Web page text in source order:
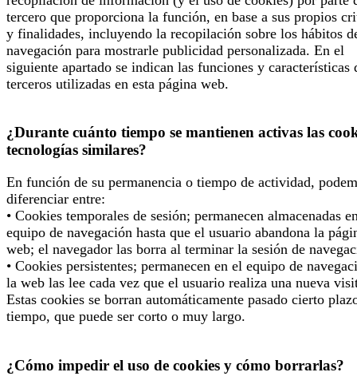
tercero que proporciona la función, en base a sus propios
y finalidades, incluyendo la recopilación sobre los hábitos
navegación para mostrarle publicidad personalizada. En el
siguiente apartado se indican las funciones y características
terceros utilizadas en esta página web.
¿Durante cuánto tiempo se mantienen activas las
tecnologías similares?
En función de su permanencia o tiempo de actividad,
diferenciar entre:
• Cookies temporales de sesión; permanecen almacenadas
equipo de navegación hasta que el usuario abandona la
web; el navegador las borra al terminar la sesión de
• Cookies persistentes; permanecen en el equipo de
la web las lee cada vez que el usuario realiza una nueva
Estas cookies se borran automáticamente pasado cierto
tiempo, que puede ser corto o muy largo.
¿Cómo impedir el uso de cookies y cómo borrarlas?